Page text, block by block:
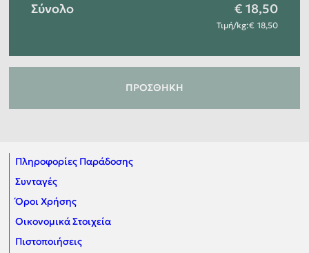
Σύνολο 18,50
Τιμή/kg: 18,50
ΠΡΟΣΘΉΚΗ
Πληροφορίες Παράδοσης
Συνταγές
Όροι Χρήσης
Οικονομικά Στοιχεία
Πιστοποιήσεις